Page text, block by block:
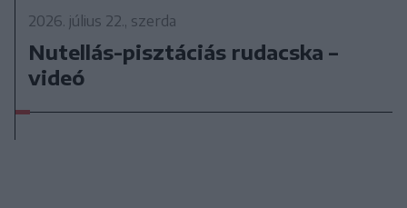
2026. július 22., szerda
Nutellás-pisztáciás rudacska –
videó